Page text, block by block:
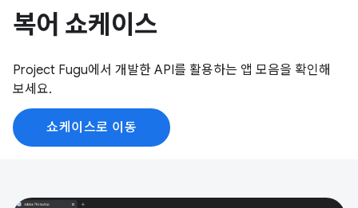
복어 쇼케이스
Project Fugu에서 개발한 API를 활용하는 앱 모음을 확인해
보세요.
쇼케이스로 이동